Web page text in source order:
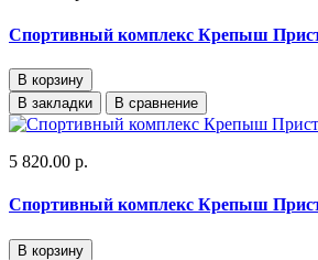
Спортивный комплекс Крепыш
В корзину
В закладки
В сравнение
5 820.00 р.
Спортивный комплекс Крепыш
В корзину